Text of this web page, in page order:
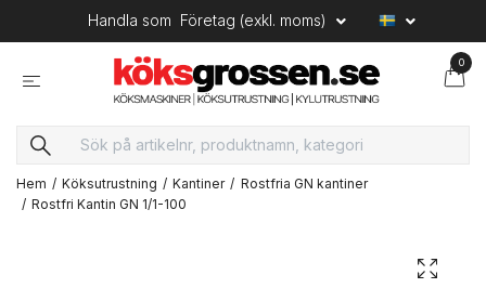
Handla som Företag (exkl. moms)
0
Hem Köksutrustning Kantiner
Rostfria GN kantiner
Rostfri Kantin GN 1/1-100